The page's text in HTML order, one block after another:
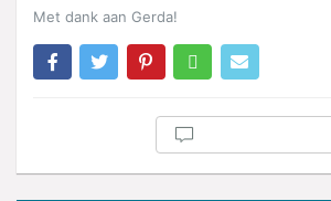
Met dank aan Gerda!